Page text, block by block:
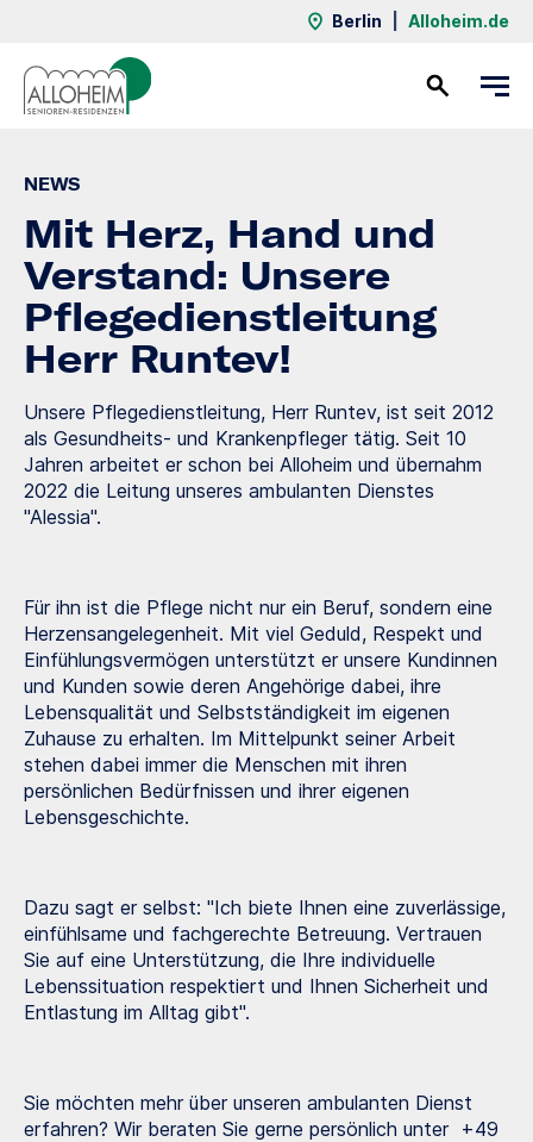
Berlin Alloheim.de
NEWS
Mit Herz, Hand und
Verstand: Unsere
Pflegedienstleitung
Herr Runtev!
Unsere Pflegedienstleitung, Herr Runtev, ist seit 2012
als Gesundheits- und Krankenpfleger tätig. Seit 10
Jahren arbeitet er schon bei Alloheim und übernahm
2022 die Leitung unseres ambulanten Dienstes
"Alessia".
Für ihn ist die Pflege nicht nur ein Beruf, sondern eine
Herzensangelegenheit. Mit viel Geduld, Respekt und
Einfühlungsvermögen unterstützt er unsere Kundinnen
und Kunden sowie deren Angehörige dabei, ihre
Lebensqualität und Selbstständigkeit im eigenen
Zuhause zu erhalten. Im Mittelpunkt seiner Arbeit
stehen dabei immer die Menschen mit ihren
persönlichen Bedürfnissen und ihrer eigenen
Lebensgeschichte.
Dazu sagt er selbst: "Ich biete Ihnen eine zuverlässige,
einfühlsame und fachgerechte Betreuung. Vertrauen
Sie auf eine Unterstützung, die Ihre individuelle
Lebenssituation respektiert und Ihnen Sicherheit und
Entlastung im Alltag gibt".
Sie möchten mehr über unseren ambulanten Dienst
erfahren? Wir beraten Sie gerne persönlich unter +49